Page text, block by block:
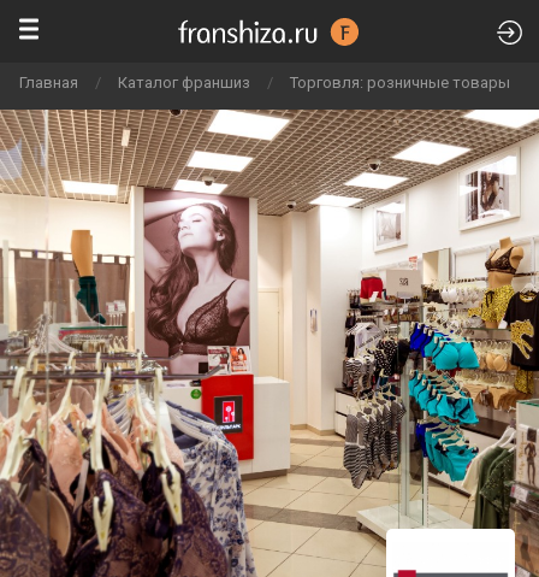
Главная / Каталог франшиз / Торговля: розничные товары